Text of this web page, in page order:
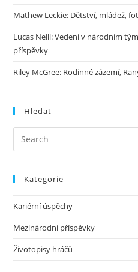
Mathew Leckie: Dětství, mládež,
Lucas Neill: Vedení v národním
příspěvky
Riley McGree: Rodinné zázemí,
Hledat
Kategorie
Kariérní úspěchy
Mezinárodní příspěvky
Životopisy hráčů